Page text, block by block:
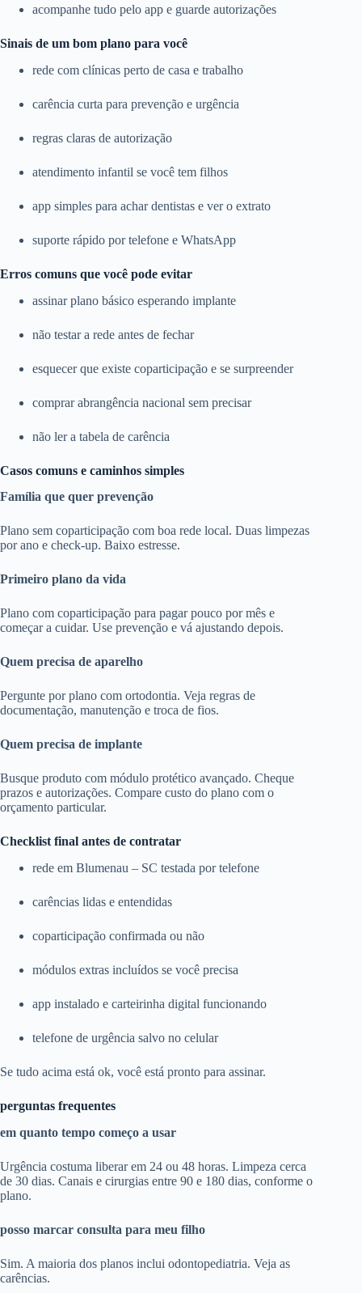
acompanhe tudo pelo app e guarde autorizações
Sinais de um bom plano para você
rede com clínicas perto de casa e trabalho
carência curta para prevenção e urgência
regras claras de autorização
atendimento infantil se você tem filhos
app simples para achar dentistas e ver o extrato
suporte rápido por telefone e WhatsApp
Erros comuns que você pode evitar
assinar plano básico esperando implante
não testar a rede antes de fechar
esquecer que existe coparticipação e se surpreender
comprar abrangência nacional sem precisar
não ler a tabela de carência
Casos comuns e caminhos simples
Família que quer prevenção
Plano sem coparticipação com boa rede local. Duas limpezas
por ano e check-up. Baixo estresse.
Primeiro plano da vida
Plano com coparticipação para pagar pouco por mês e
começar a cuidar. Use prevenção e vá ajustando depois.
Quem precisa de aparelho
Pergunte por plano com ortodontia. Veja regras de
documentação, manutenção e troca de fios.
Quem precisa de implante
Busque produto com módulo protético avançado. Cheque
prazos e autorizações. Compare custo do plano com o
orçamento particular.
Checklist final antes de contratar
rede em Blumenau – SC testada por telefone
carências lidas e entendidas
coparticipação confirmada ou não
módulos extras incluídos se você precisa
app instalado e carteirinha digital funcionando
telefone de urgência salvo no celular
Se tudo acima está ok, você está pronto para assinar.
perguntas frequentes
em quanto tempo começo a usar
Urgência costuma liberar em 24 ou 48 horas. Limpeza cerca
de 30 dias. Canais e cirurgias entre 90 e 180 dias, conforme o
plano.
posso marcar consulta para meu filho
Sim. A maioria dos planos inclui odontopediatria. Veja as
carências.